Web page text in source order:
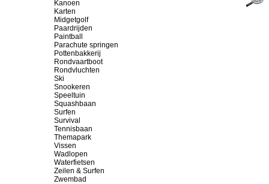
Kanoen
Karten
Midgetgolf
Paardrijden
Paintball
Parachute springen
Pottenbakkerij
Rondvaartboot
Rondvluchten
Ski
Snookeren
Speeltuin
Squashbaan
Surfen
Survival
Tennisbaan
Themapark
Vissen
Wadlopen
Waterfietsen
Zeilen & Surfen
Zwembad